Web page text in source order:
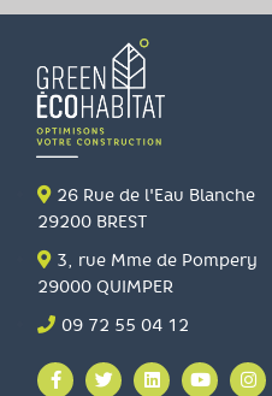
26 Rue de l'Eau Blanche
29200 BREST
3, rue Mme de Pompery
29000 QUIMPER
09 72 55 04 12